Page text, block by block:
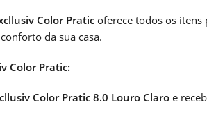
Color Pratic oferece todos os itens
da sua casa.
Color Pratic:
Color Pratic 8.0 Louro Claroe